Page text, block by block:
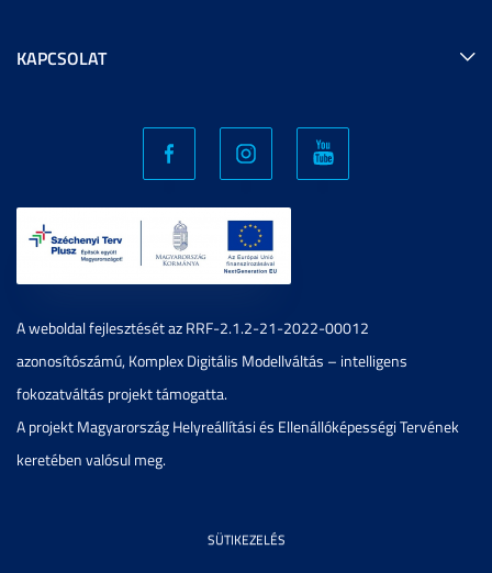
KAPCSOLAT
A weboldal fejlesztését az RRF-2.1.2-21-2022-00012
azonosítószámú, Komplex Digitális Modellváltás – intelligens
fokozatváltás projekt támogatta.
A projekt Magyarország Helyreállítási és Ellenállóképességi Tervének
keretében valósul meg.
SÜTIKEZELÉS